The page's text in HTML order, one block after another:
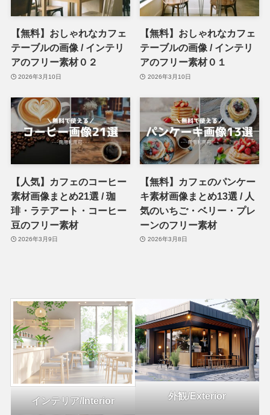
【無料】おしゃれなカフェ
テーブルの画像 / インテリ
アのフリー素材０２
2026年3月10日
【無料】おしゃれなカフェ
テーブルの画像 / インテリ
アのフリー素材０１
2026年3月10日
【人気】カフェのコーヒー
素材画像まとめ21選 / 珈
琲・ラテアート・コーヒー
豆のフリー素材
2026年3月9日
【無料】カフェのパンケー
キ素材画像まとめ13選 / 人
気のいちご・ベリー・プレ
ーンのフリー素材
2026年3月8日
インテリア/Interior 外観/Exterior